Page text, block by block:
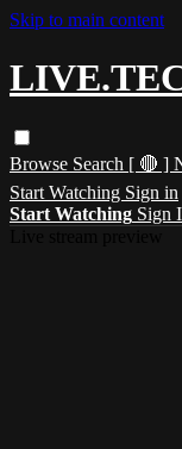
Skip to main content
Browse Search [ 🔴 ]
Start Watching Sign in
Start Watching Sign